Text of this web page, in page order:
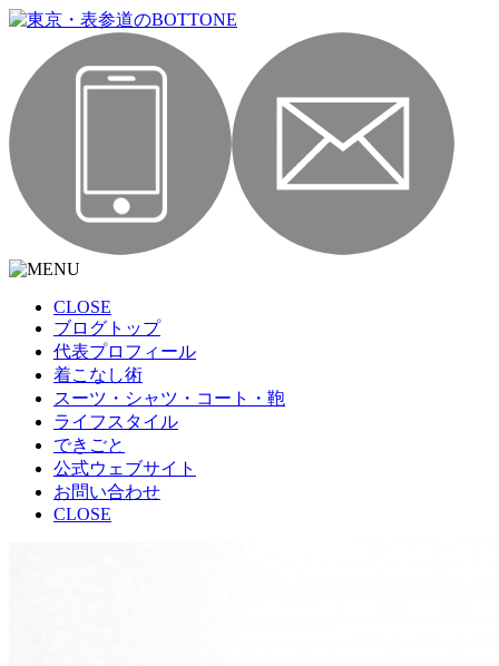
CLOSE
ブログトップ
代表プロフィール
着こなし術
スーツ・シャツ・コート・鞄
ライフスタイル
できごと
公式ウェブサイト
お問い合わせ
CLOSE